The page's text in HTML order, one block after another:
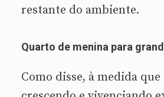
restante do ambiente.
Quarto de menina para
Como disse, à medida que